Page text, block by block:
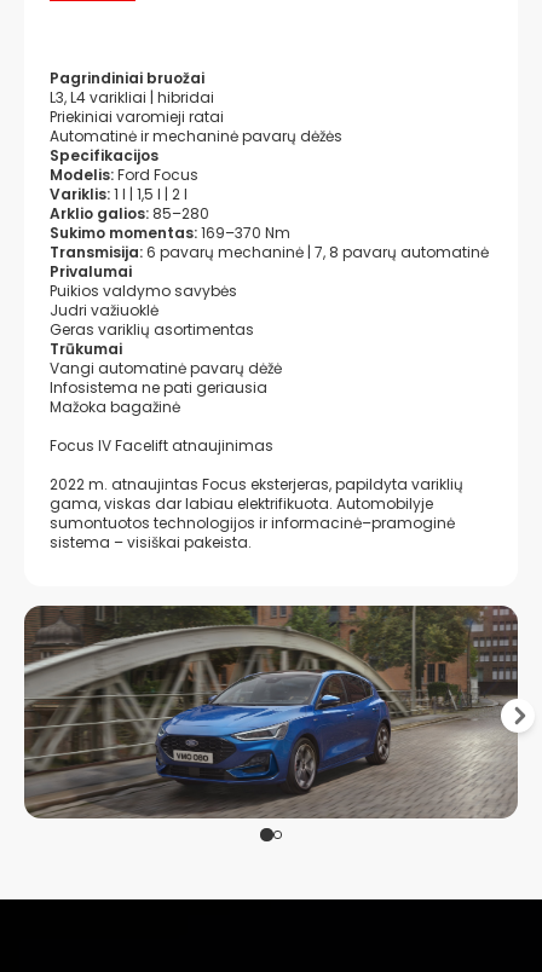
Pagrindiniai bruožai
L3, L4 varikliai | hibridai
Priekiniai varomieji ratai
Automatinė ir mechaninė pavarų dėžės
Specifikacijos
Modelis:Ford Focus
Variklis:1 l | 1,5 l | 2 l
Arklio galios: 85–280
Sukimo momentas:169–370 Nm
Transmisija:6 pavarų mechaninė | 7, 8 pavarų automatinė
Privalumai
Puikios valdymo savybės
Judri važiuoklė
Geras variklių asortimentas
Trūkumai
Vangi automatinė pavarų dėžė
Infosistema ne pati geriausia
Mažoka bagažinė
Focus IV Facelift atnaujinimas
2022 m. atnaujintas Focus eksterjeras, papildyta variklių
gama, viskas dar labiau elektrifikuota. Automobilyje
sumontuotos technologijos ir informacinė–pramoginė
sistema – visiškai pakeista.